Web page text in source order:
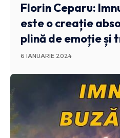
Florin Ceparu:
este o creație
plină de emoție și
6 IANUARIE 2024